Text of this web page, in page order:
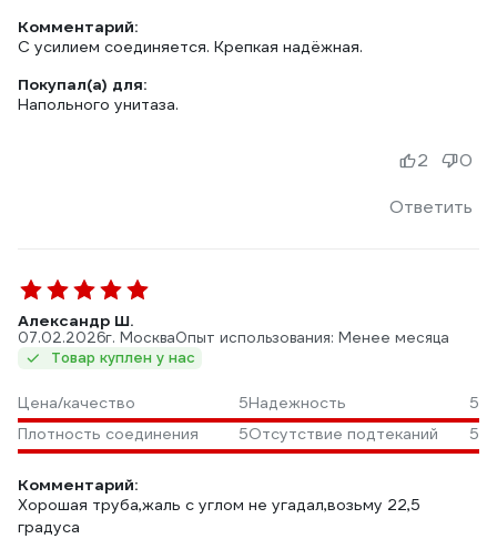
Комментарий:
С усилием соединяется. Крепкая надёжная.
Покупал(а) для:
Напольного унитаза.
Ответить
2 0
Александр Ш.
07.02.2026г. МоскваОпыт использования: Менее месяца
Товар куплен у нас
Цена/качество 5Надежность
5
Плотность соединения
5Отсутствие подтеканий 5
Комментарий:
Хорошая труба,жаль с углом не угадал,возьму 22,5
градуса